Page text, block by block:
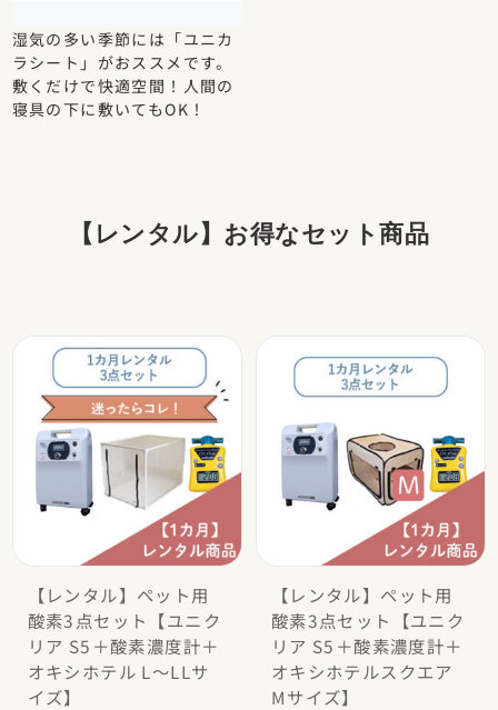
、ご安心して継続ご利用ください。この件に関しましてシス
テムを変更中でございます。お客様にはご不安、ご心配をお
掛けしました事深くお詫び申し上げます。
平素よりご利用いただき、誠にありがとうございます。 当社
は、ゴールデンウィーク期間中も通常通り毎日営業いたして
2026年4月1日
【2週間レンタルキャンペーン】
2週間レンタルキャンペーン第二弾を開始いたします。
対象機器は「ユニクリアS1（充電式）」です。
バッテリーが付属し、最大1.5時間稼働可能なタイプで外出時
にお使い頂けます！
酸素マスクおよびペットオキシホテル「ドライブ」に繋いで
使用できる器械です。
開催日：2026年4月1日から2026年4月30日出荷分まで
湿気の多い季節には「ユニカ
ラシート」がおススメです。
敷くだけで快適空間！人間の
寝具の下に敷いてもOK！
【レンタル】お得なセット商品
【レンタル】ペット用
酸素3点セット【ユニク
リア S5＋酸素濃度計＋
オキシホテル L〜LLサ
イズ】
【レンタル】ペット用
酸素3点セット【ユニク
リア S5＋酸素濃度計＋
オキシホテルスクエア
Mサイズ】